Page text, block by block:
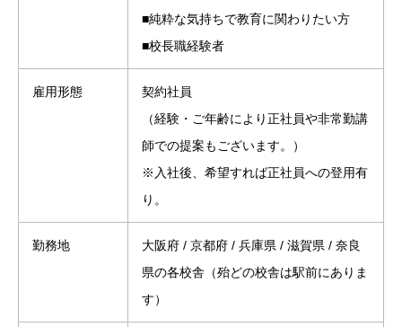
■純粋な気持ちで教育に関わりたい方
■校長職経験者
雇用形態
契約社員
（経験・ご年齢により正社員や非常勤講
師での提案もございます。）
※入社後、希望すれば正社員への登用有
り。
勤務地
大阪府 / 京都府 / 兵庫県 / 滋賀県 / 奈良
県の各校舎（殆どの校舎は駅前にありま
す）